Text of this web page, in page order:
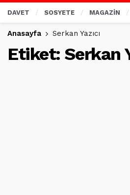
DAVET SOSYETE MAGAZİN
Anasayfa Serkan Yazıcı
Etiket: Serkan